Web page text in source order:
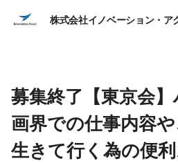
株式会社イノベーション・ア
募集終了【東京会
画界での仕事内容
生きて行く為の便